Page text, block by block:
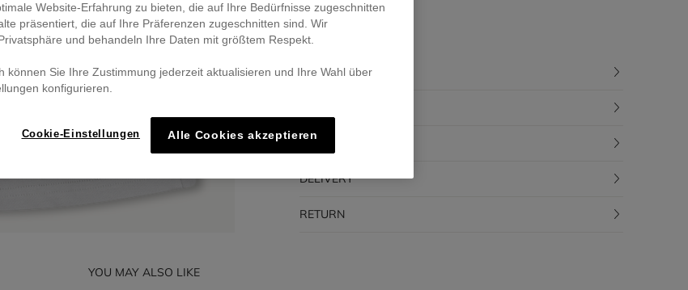
DESCRIPTION
TRACEABILITY
DELIVERY
RETURN
YOU MAY ALSO LIKE
Website-Erfahrung zu bieten, die auf Ihre Bedürfnisse zugeschnitten
präsentiert, die auf Ihre Präferenzen zugeschnitten sind. Wir
und behandeln Ihre Daten mit größtem Respekt.
können Sie Ihre Zustimmung jederzeit aktualisieren und Ihre Wahl über
konfigurieren.
Cookie-Einstellungen Alle Cookies akzeptieren